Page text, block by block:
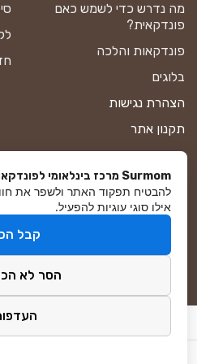
מה נדרש כדי לשמש כאם
פונדקאית?
פונדקאות והלכה
בלוגים
הצהרת נגישות
תקנון אתר
מדיניות פרטיות
מפת אתר
© סורמום All Rights Reserved 2025
פיתוח ושיווק
Surmom מרכז בינלאומי לפונדקאות
להבטיח תפקוד האתר ולשפר את
אילו סוגי עוגיות להפעיל.
קבל
הסר לא
Optimization (AEO) plugin by